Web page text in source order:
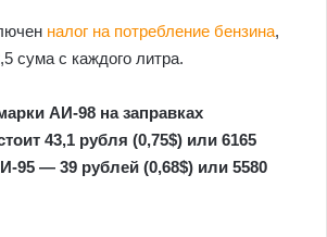
налог на потребление бензина,
сума с каждого литра.
АИ-98 на заправках
43,1 рубля (0,75$) или 6165
95 — 39 рублей (0,68$) или 5580